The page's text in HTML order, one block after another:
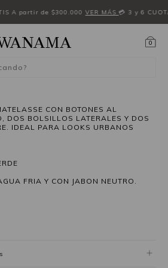
A partir de $300.000 VER MÁS 💳 3 y 6
0
CON BOTONES AL
DOS BOLSILLOS LATERALES Y DOS
IDEAL PARA LOOKS URBANOS
FRIA Y CON JABON NEUTRO.